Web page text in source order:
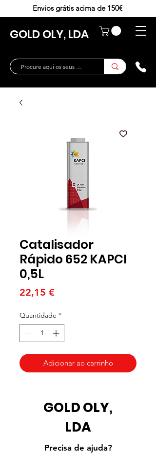
GOLD OLY, LDA
Envios grátis acima de 150€
Catalisador
Rápido 652 KAPCI
0,5L
22,15 €Preço
Quantidade *
Adicionar ao carrinho
GOLD OLY,
LDA
Precisa de ajuda?